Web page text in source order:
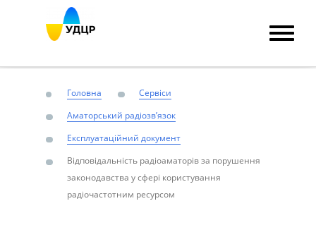
Головна
Сервіси
Аматорський радіозв’язок
Експлуатаційний документ
Відповідальність радіоаматорів за порушення
законодавства у сфері користування
радіочастотним ресурсом